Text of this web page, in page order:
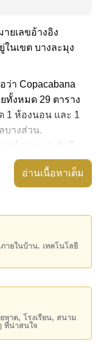
ยเลขอ้างอิง
ในเขต บางละมุง
า Copacabana
ทั้งหมด 29 ตาราง
1 ห้องนอน และ 1
บางส่วน.
อร์ครบ และยังมี
, เครื่องปรับ
นวยความสะดวก
กายเทอร์เรซ,
Jomtien ได้แก่:
เทียน, ถนนคนเดิน
งพัทยา,
นราคา ฿ 20,000
อ่านเนื้อหาเต็ม
ายในบ้าน. เทคโนโลยี
หาด, โรงเรียน, สนาม
ที่น่าสนใจ